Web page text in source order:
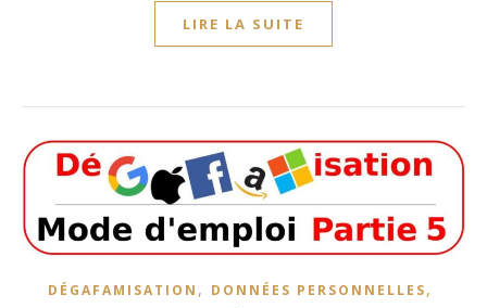
LIRE LA SUITE
DÉGAFAMISATION , DONNÉES PERSONNELLES,